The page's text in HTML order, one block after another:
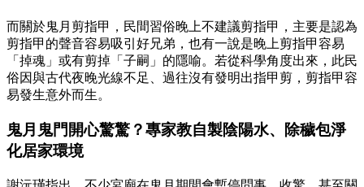
而關於鬼月剪指甲，民間習俗晚上不建議剪指甲，主要是認為
剪指甲的聲音容易吸引好兄弟，也有一說是晚上剪指甲容易
「掉魂」或有剪掉「子嗣」的隱喻。若從科學角度出來，此民
俗因與古代夜晚光線不足、過往沒有發明出指甲剪，剪指甲容
易發生意外而生。
鬼月鬼門開心驚驚？專家教自製陰陽水、除穢包淨
化居家環境